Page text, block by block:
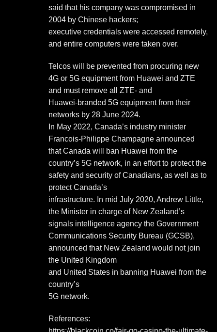
said that his company was compromised in
2004 by Chinese hackers;
executive credentials were accessed remotely,
and entire computers were taken over.
Telcos will be prevented from procuring new
4G or 5G equipment from Huawei and ZTE
and must remove all ZTE- and
Huawei-branded 5G equipment from their
networks by 28 June 2024.
In May 2022, Canada’s industry minister
Francois-Philippe Champagne announced
that Canada will ban Huawei from the
country’s 5G network, in an effort to protect the
safety and security of Canadians, as well as to
protect Canada’s
infrastructure. In mid July 2020, Andrew Little,
the Minister in charge of New Zealand’s
signals intelligence agency the Government
Communications Security Bureau (GCSB),
announced that New Zealand would not join
the United Kingdom
and United States in banning Huawei from the
country’s
5G network.
References: